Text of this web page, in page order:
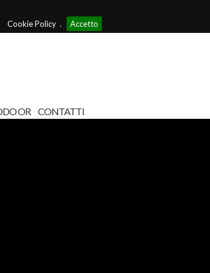
Cookie Policy . Accetto
OR CONTATTI